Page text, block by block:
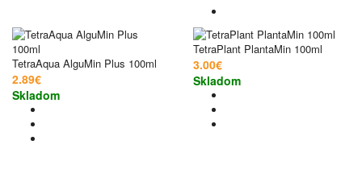
TetraAqua AlguMin Plus 100ml
2.89€
Skladom
TetraPlant PlantaMin 100ml
3.00€
Skladom